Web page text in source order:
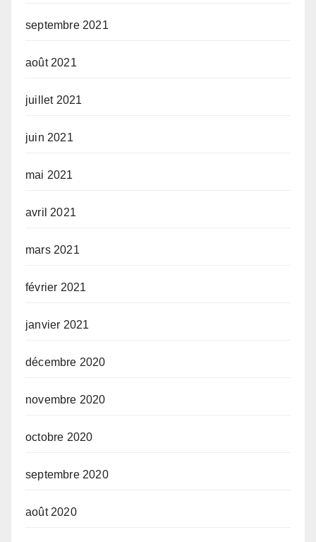
septembre 2021
août 2021
juillet 2021
juin 2021
mai 2021
avril 2021
mars 2021
février 2021
janvier 2021
décembre 2020
novembre 2020
octobre 2020
septembre 2020
août 2020